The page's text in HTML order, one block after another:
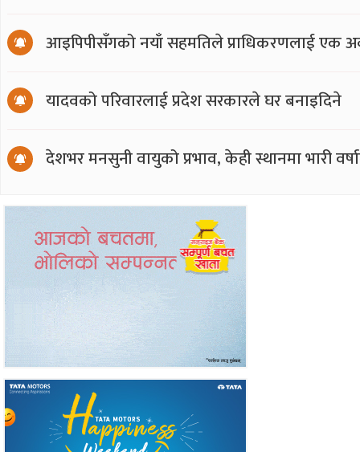
आइपिपीसँगको नयाँ सहमतिले प्राधिकरणलाई एक
यादवको परिवारलाई प्रदेश सरकारले घर बनाइदिने
देशभर मनसुनी वायुको प्रभाव, केही स्थानमा भारी